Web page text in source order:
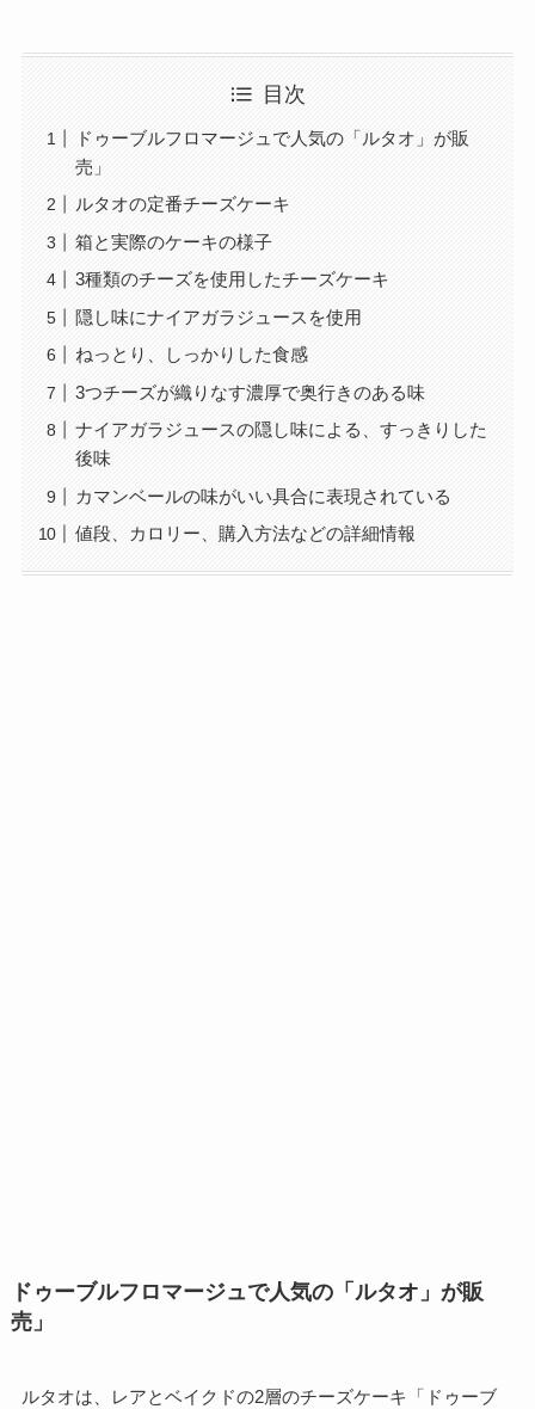
目次
ドゥーブルフロマージュで人気の「ルタオ」が販
売」
ルタオの定番チーズケーキ
箱と実際のケーキの様子
3種類のチーズを使用したチーズケーキ
隠し味にナイアガラジュースを使用
ねっとり、しっかりした食感
3つチーズが織りなす濃厚で奥行きのある味
ナイアガラジュースの隠し味による、すっきりした
後味
カマンベールの味がいい具合に表現されている
値段、カロリー、購入方法などの詳細情報
ドゥーブルフロマージュで人気の「ルタオ」が販
売」
ルタオは、レアとベイクドの2層のチーズケーキ「ドゥーブ